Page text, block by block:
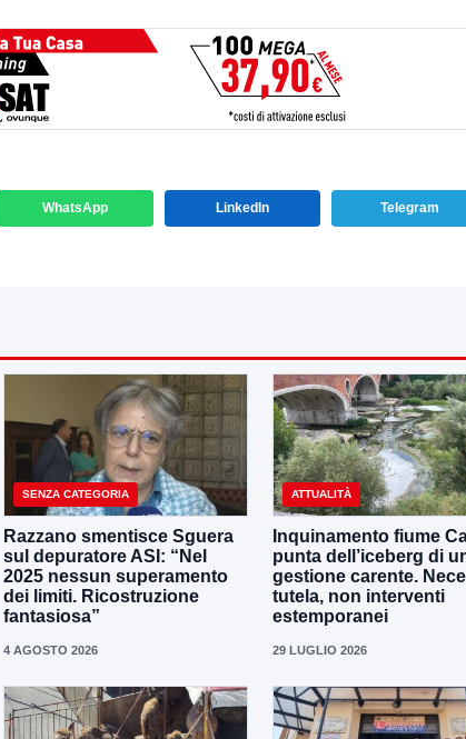
WhatsApp LinkedIn Telegram
SENZA CATEGORIA
Razzano smentisce Sguera
sul depuratore ASI: “Nel
2025 nessun superamento
dei limiti. Ricostruzione
fantasiosa”
4 AGOSTO 2026
ATTUALITÀ
Inquinamento fiume
punta dell’iceberg di
gestione carente.
tutela, non interventi
estemporanei
29 LUGLIO 2026